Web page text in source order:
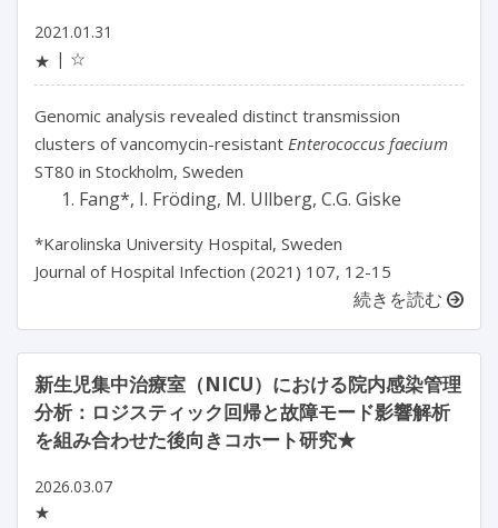
2021.01.31
★
☆
Genomic analysis revealed distinct transmission
clusters of vancomycin-resistant Enterococcus faecium
ST80 in Stockholm, Sweden
Fang*, I. Fröding, M. Ullberg, C.G. Giske
*Karolinska University Hospital, Sweden
Journal of Hospital Infection (2021) 107, 12-15
続きを読む
新生児集中治療室（NICU）における院内感染管理
分析：ロジスティック回帰と故障モード影響解析
を組み合わせた後向きコホート研究★
2026.03.07
★